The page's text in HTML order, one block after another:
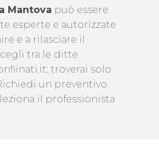
Mantova può essere
esperte e autorizzate
e a rilasciare il
tra le ditte
troverai solo
un preventivo
il professionista